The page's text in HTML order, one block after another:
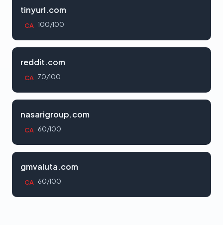
tinyurl.com
CA 100/100
reddit.com
CA 70/100
nasarigroup.com
CA 60/100
gmvaluta.com
CA 60/100